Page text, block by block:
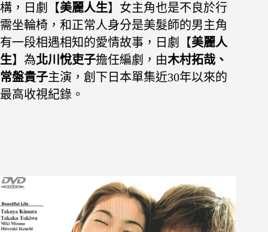
構，日劇【美麗人生】女主角也是不良於行
需坐輪椅，和正常人身分是美髮師的男主角
有一段相遇相知的愛情故事，日劇【美麗人
生】為北川悅吏子擔任編劇，由木村拓哉、
常盤貴子主演，創下日本單集近30年以來的
最高收視紀錄。